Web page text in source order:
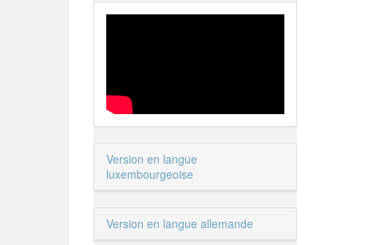
Version en langue
luxembourgeoise
Version en langue allemande